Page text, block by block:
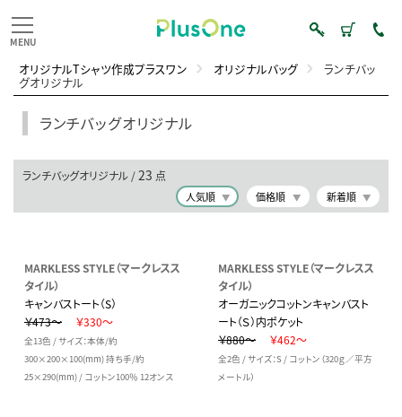
オリジナルTシャツ作成プラスワン オリジナルバッグ ランチバッ
グオリジナル
ランチバッグオリジナル
ランチバッグオリジナル /23 点
人気順 価格順 新着順
MARKLESS STYLE（マークレスス
タイル）
キャンバストート（S）
￥473～
￥330～
全13色 / サイズ：本体/約
300×200×100(mm) 持ち手/約
25×290(mm) / コットン100％ 12オンス
MARKLESS STYLE（マークレスス
タイル）
オーガニックコットンキャンバスト
ート（Ｓ）内ポケット
￥880～
￥462～
全2色 / サイズ：S / コットン（320ｇ／平方
メートル）